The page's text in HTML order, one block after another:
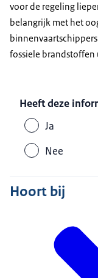
voor de regeling
belangrijk met het
fossiele
Heeft deze
Ja
Nee
Hoort bij